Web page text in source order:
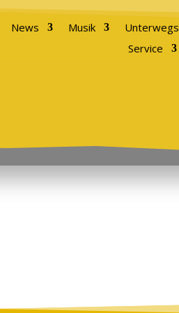
News Musik Unterwegs
Service